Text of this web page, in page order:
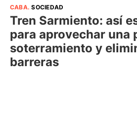
CABA.SOCIEDAD
Tren Sarmiento: así
para aprovechar una
soterramiento y
barreras